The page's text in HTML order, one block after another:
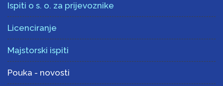
Ispiti o s. o. za prijevoznike
Licenciranje
Majstorski ispiti
Pouka - novosti